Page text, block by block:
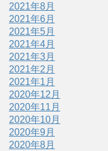
2021年8月
2021年6月
2021年5月
2021年4月
2021年3月
2021年2月
2021年1月
2020年12月
2020年11月
2020年10月
2020年9月
2020年8月